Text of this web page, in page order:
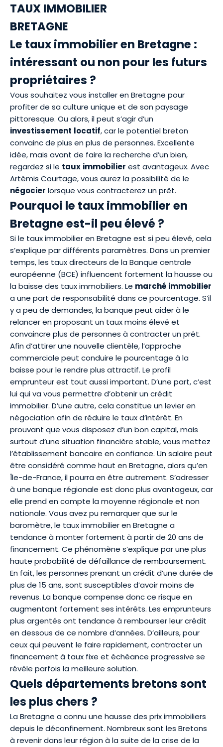
TAUX IMMOBILIER
BRETAGNE
Le taux immobilier en Bretagne :
intéressant ou non pour les futurs
propriétaires ?
Vous souhaitez vous installer en Bretagne pour
profiter de sa culture unique et de son paysage
pittoresque. Ou alors, il peut s’agir d’un
investissement locatif, car le potentiel breton
convainc de plus en plus de personnes. Excellente
idée, mais avant de faire la recherche d’un bien,
regardez si le taux immobilier est avantageux. Avec
Artémis Courtage, vous aurez la possibilité de le
négocier lorsque vous contracterez un prêt.
Pourquoi le taux immobilier en
Bretagne est-il peu élevé ?
Si le taux immobilier en Bretagne est si peu élevé, cela
s’explique par différents paramètres. Dans un premier
temps, les taux directeurs de la Banque centrale
européenne (BCE) influencent fortement la hausse ou
la baisse des taux immobiliers. Le marché immobilier
a une part de responsabilité dans ce pourcentage. S’il
y a peu de demandes, la banque peut aider à le
relancer en proposant un taux moins élevé et
convaincre plus de personnes à contracter un prêt.
Afin d’attirer une nouvelle clientèle, l’approche
commerciale peut conduire le pourcentage à la
baisse pour le rendre plus attractif. Le profil
emprunteur est tout aussi important. D’une part, c’est
lui qui va vous permettre d’obtenir un crédit
immobilier. D’une autre, cela constitue un levier en
négociation afin de réduire le taux d’intérêt. En
prouvant que vous disposez d’un bon capital, mais
surtout d’une situation financière stable, vous mettez
l’établissement bancaire en confiance. Un salaire peut
être considéré comme haut en Bretagne, alors qu’en
Île-de-France, il pourra en être autrement. S’adresser
à une banque régionale est donc plus avantageux, car
elle prend en compte la moyenne régionale et non
nationale. Vous avez pu remarquer que sur le
baromètre, le taux immobilier en Bretagne a
tendance à monter fortement à partir de 20 ans de
financement. Ce phénomène s’explique par une plus
haute probabilité de défaillance de remboursement.
En fait, les personnes prenant un crédit d’une durée de
plus de 15 ans, sont susceptibles d’avoir moins de
revenus. La banque compense donc ce risque en
augmentant fortement ses intérêts. Les emprunteurs
plus argentés ont tendance à rembourser leur crédit
en dessous de ce nombre d’années. D’ailleurs, pour
ceux qui peuvent le faire rapidement, contracter un
financement à taux fixe et échéance progressive se
révèle parfois la meilleure solution.
Quels départements bretons sont
les plus chers ?
La Bretagne a connu une hausse des prix immobiliers
depuis le déconfinement. Nombreux sont les Bretons
à revenir dans leur région à la suite de la crise de la